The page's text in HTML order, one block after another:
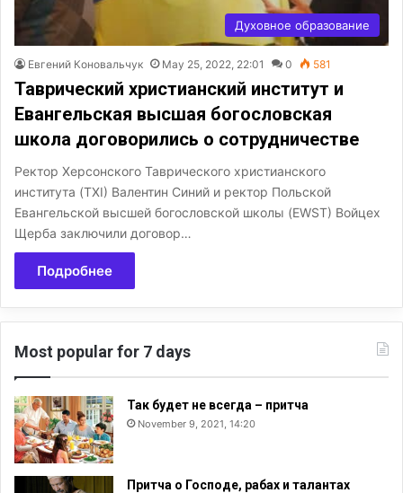
Духовное образование
Евгений Коновальчук May 25, 2022, 22:01 0 581
Таврический христианский институт и
Евангельская высшая богословская
школа договорились о сотрудничестве
Ректор Херсонского Таврического христианского
института (TXI) Валентин Синий и ректор Польской
Евангельской высшей богословской школы (EWST) Войцех
Щерба заключили договор…
Подробнее
Most popular for 7 days
Так будет не всегда – притча
November 9, 2021, 14:20
Притча о Господе, рабах и талантах